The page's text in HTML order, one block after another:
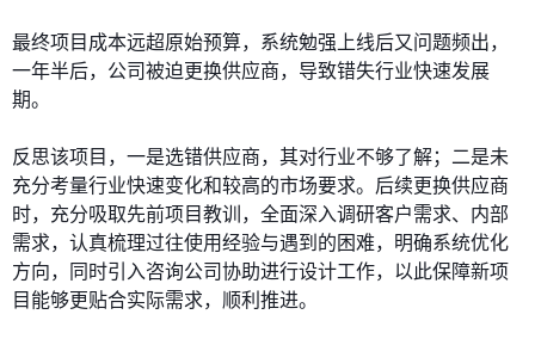
最终项目成本远超原始预算，系统勉强上线后又问题频出，
一年半后，公司被迫更换供应商，导致错失行业快速发展
期。
反思该项目，一是选错供应商，其对行业不够了解；二是未
充分考量行业快速变化和较高的市场要求。后续更换供应商
时，充分吸取先前项目教训，全面深入调研客户需求、内部
需求，认真梳理过往使用经验与遇到的困难，明确系统优化
方向，同时引入咨询公司协助进行设计工作，以此保障新项
目能够更贴合实际需求，顺利推进。